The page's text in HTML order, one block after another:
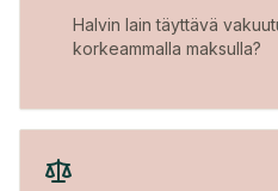
Halvin lain täyttävä
korkeammalla maksulla?